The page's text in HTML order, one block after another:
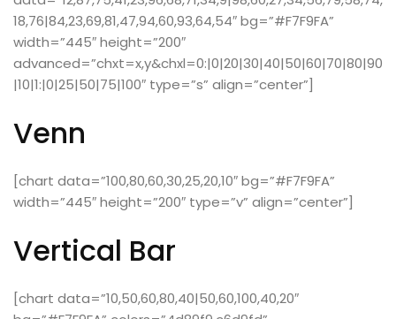
18,76|84,23,69,81,47,94,60,93,64,54″ bg=”#F7F9FA”
width=”445″ height=”200″
advanced=”chxt=x,y&chxl=0:|0|20|30|40|50|60|70|80|90
|10|1:|0|25|50|75|100″ type=”s” align=”center”]
Venn
[chart data=”100,80,60,30,25,20,10″ bg=”#F7F9FA”
width=”445″ height=”200″ type=”v” align=”center”]
Vertical Bar
[chart data=”10,50,60,80,40|50,60,100,40,20″